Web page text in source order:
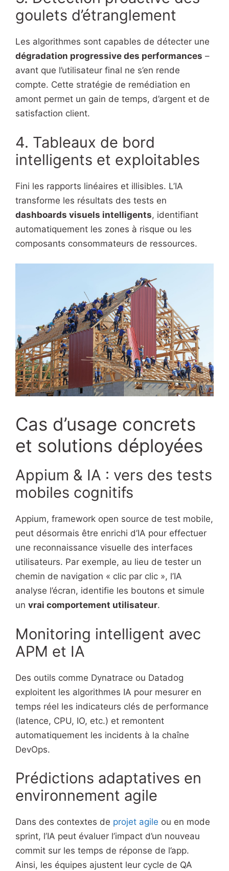
goulets d’étranglement
Les algorithmes sont capables de détecter une
dégradation progressive des performances –
avant que l’utilisateur final ne s’en rende
compte. Cette stratégie de remédiation en
amont permet un gain de temps, d’argent et de
satisfaction client.
4. Tableaux de bord
intelligents et exploitables
Fini les rapports linéaires et illisibles. L’IA
transforme les résultats des tests en
dashboards visuels intelligents, identifiant
automatiquement les zones à risque ou les
composants consommateurs de ressources.
Cas d’usage concrets
et solutions déployées
Appium & IA : vers des tests
mobiles cognitifs
Appium, framework open source de test mobile,
peut désormais être enrichi d’IA pour effectuer
une reconnaissance visuelle des interfaces
utilisateurs. Par exemple, au lieu de tester un
chemin de navigation « clic par clic », l’IA
analyse l’écran, identifie les boutons et simule
un vrai comportement utilisateur.
Monitoring intelligent avec
APM et IA
Des outils comme Dynatrace ou Datadog
exploitent les algorithmes IA pour mesurer en
temps réel les indicateurs clés de performance
(latence, CPU, IO, etc.) et remontent
automatiquement les incidents à la chaîne
DevOps.
Prédictions adaptatives en
environnement agile
Dans des contextes de projet agile ou en mode
sprint, l’IA peut évaluer l’impact d’un nouveau
commit sur les temps de réponse de l’app.
Ainsi, les équipes ajustent leur cycle de QA